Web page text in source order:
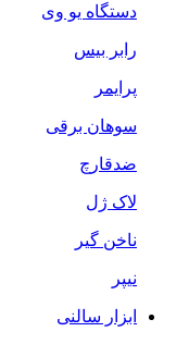
دستگاه یو وی
رابر بیس
پرایمر
سوهان برقی
ضدقارچ
لاک ژل
ناخن گیر
نیپر
ابزار سالنی